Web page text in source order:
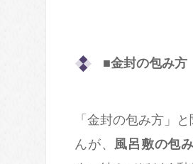
■金封の包み方
「金封の包み方」
んが、 風呂敷の包